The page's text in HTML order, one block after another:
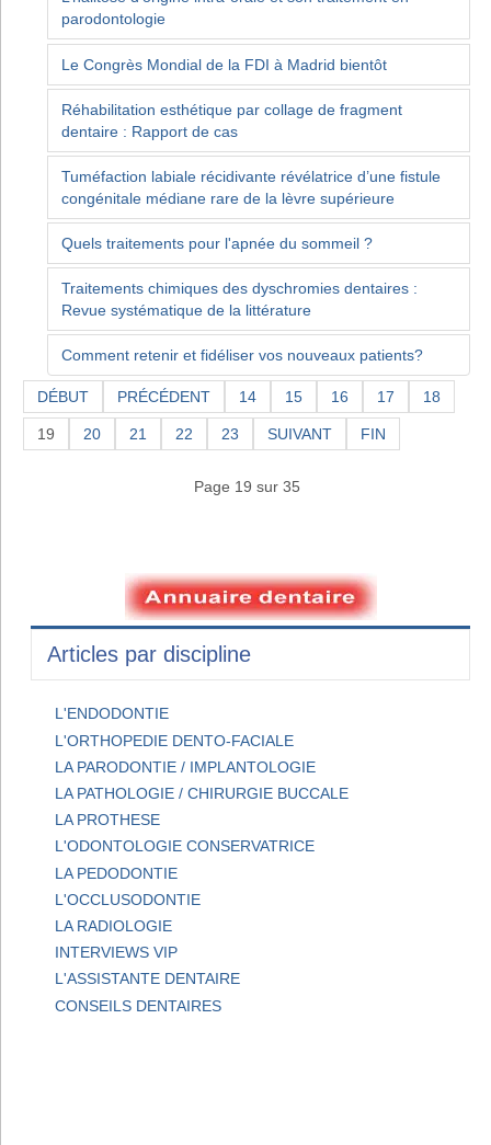
parodontologie
Le Congrès Mondial de la FDI à Madrid bientôt
Réhabilitation esthétique par collage de fragment
dentaire : Rapport de cas
Tuméfaction labiale récidivante révélatrice d’une fistule
congénitale médiane rare de la lèvre supérieure
Quels traitements pour l'apnée du sommeil ?
Traitements chimiques des dyschromies dentaires :
Revue systématique de la littérature
Comment retenir et fidéliser vos nouveaux patients?
DÉBUT PRÉCÉDENT 14 15 16 17 18
19 20 21 22 23 SUIVANT FIN
Page 19 sur 35
Articles par discipline
L'ENDODONTIE
L'ORTHOPEDIE DENTO-FACIALE
LA PARODONTIE / IMPLANTOLOGIE
LA PATHOLOGIE / CHIRURGIE BUCCALE
LA PROTHESE
L'ODONTOLOGIE CONSERVATRICE
LA PEDODONTIE
L'OCCLUSODONTIE
LA RADIOLOGIE
INTERVIEWS VIP
L'ASSISTANTE DENTAIRE
CONSEILS DENTAIRES